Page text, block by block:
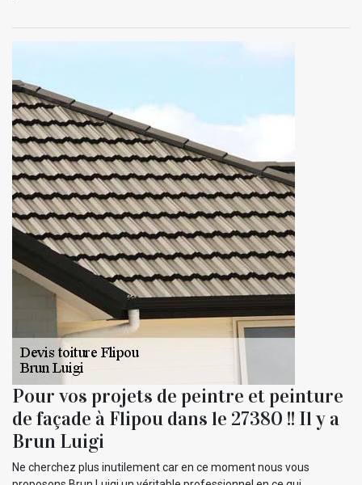
Pour vos projets de peintre et peinture
de façade à Flipou dans le 27380 !! Il y a
Brun Luigi
Ne cherchez plus inutilement car en ce moment nous vous